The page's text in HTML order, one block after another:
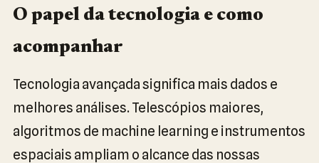
O papel da tecnologia e como
acompanhar
Tecnologia avançada significa mais dados e
melhores análises. Telescópios maiores,
algoritmos de machine learning e instrumentos
espaciais ampliam o alcance das nossas